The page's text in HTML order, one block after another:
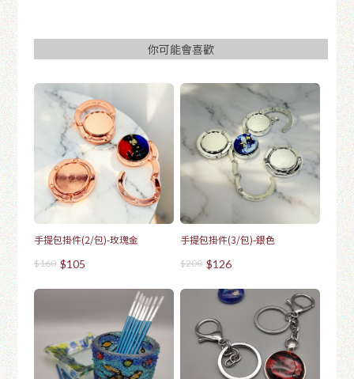
你可能會喜歡
手提包掛件(2/包)-玫瑰金
$160 $105
手提包掛件(3/包)-銀色
$200 $126